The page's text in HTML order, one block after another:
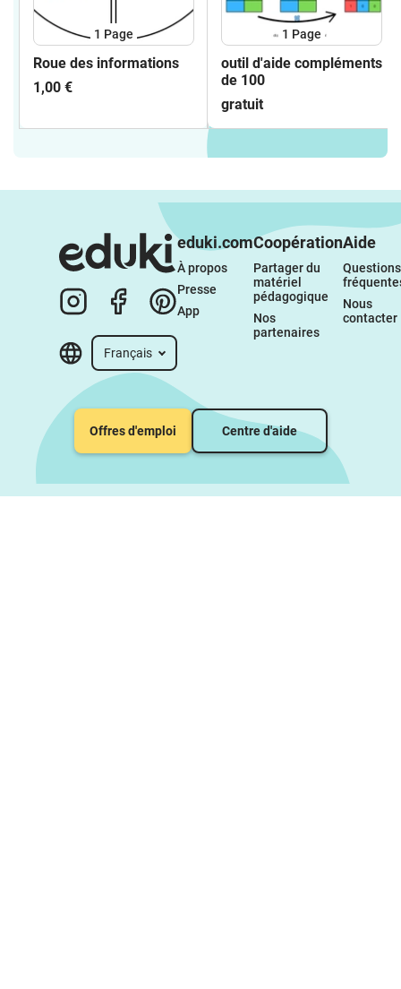
1 Page
Roue des informations
1,00 €
1 Page
outil d'aide compléments
de 100
gratuit
Français
eduki.com
À propos
Presse
App
Coopération
Partager du
matériel
pédagogique
Nos
partenaires
Aide
Questions
Nous
contacter
Offres d'emploi Centre d'aide